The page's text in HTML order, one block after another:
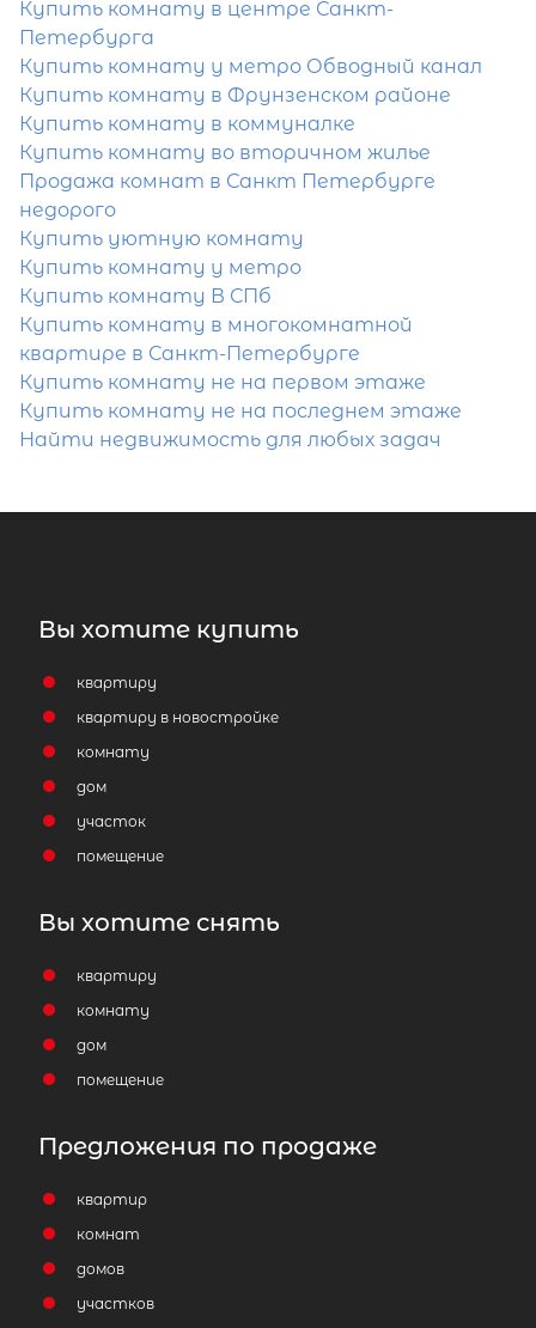
Отправить заявку
Популярное
Комната в 5-комнатной квартире
площадью 108 м
2 500 000
Купить комнату в центре Санкт-
Петербурга
Купить комнату у метро Обводный канал
Купить комнату в Фрунзенском районе
Купить комнату в коммуналке
Купить комнату во вторичном жилье
Продажа комнат в Санкт Петербурге
недорого
Купить уютную комнату
Купить комнату у метро
Купить комнату В СПб
Купить комнату в многокомнатной
квартире в Санкт-Петербурге
Купить комнату не на первом этаже
Купить комнату не на последнем этаже
Найти недвижимость для любых задач
Вы хотите купить
квартиру
квартиру в новостройке
комнату
дом
участок
помещение
Вы хотите снять
квартиру
комнату
дом
помещение
Предложения по продаже
квартир
комнат
домов
участков